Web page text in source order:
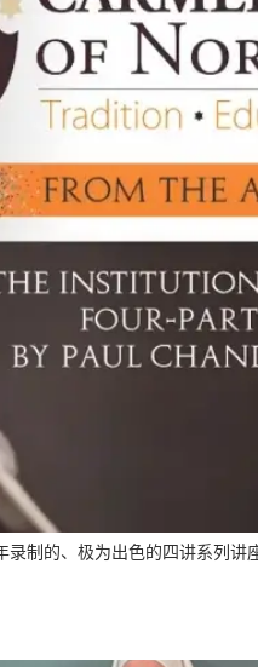
制的、极为出色的四讲系列讲